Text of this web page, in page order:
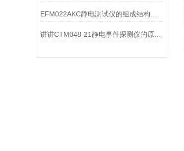
讲讲CTM048-21静电事件探测仪的原理及组成装置